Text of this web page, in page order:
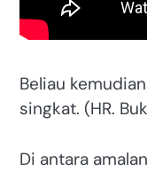
Beliau
singkat. (HR.
Di antara